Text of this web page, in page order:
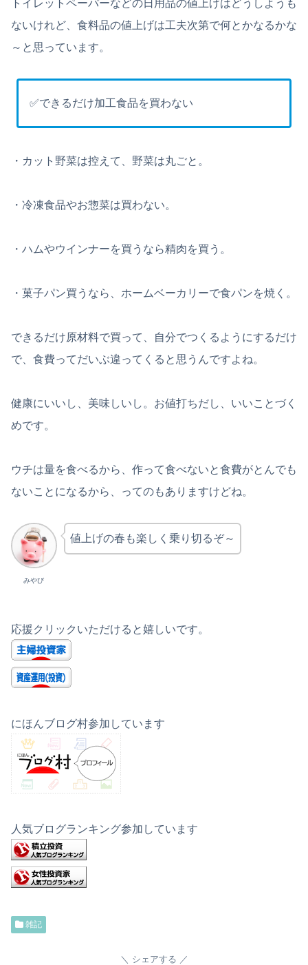
トイレットペーパーなどの日用品の値上げはどうしようも
ないけれど、食料品の値上げは工夫次第で何とかなるかな
～と思っています。
✅できるだけ加工食品を買わない
・カット野菜は控えて、野菜は丸ごと。
・冷凍食品やお惣菜は買わない。
・ハムやウインナーを買うなら精肉を買う。
・菓子パン買うなら、ホームベーカリーで食パンを焼く。
できるだけ原材料で買って、自分でつくるようにするだけ
で、食費ってだいぶ違ってくると思うんですよね。
健康にいいし、美味しいし。お値打ちだし、いいことづく
めです。
ウチは量を食べるから、作って食べないと食費がとんでも
ないことになるから、ってのもありますけどね。
みやび
値上げの春も楽しく乗り切るぞ～
応援クリックいただけると嬉しいです。
にほんブログ村参加しています
人気ブログランキング参加しています
雑記
シェアする